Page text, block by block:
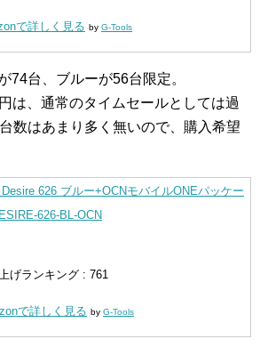
で詳しく見る by G-Tools
74台、ブルーが56台限定。
は、通常のタイムセールとしては過
数はあまり多く無いので、購入希望
Desire 626 ブルー+OCNモバイルONEパッケー
626-BL-OCN
げランキング : 761
で詳しく見る by G-Tools